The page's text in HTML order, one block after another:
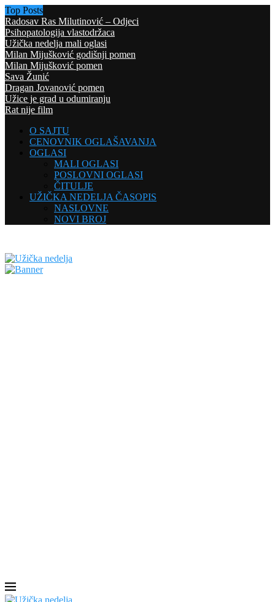
Top Posts
Radosav Ras Milutinović – Odjeci
Psihopatologija vlastodržaca
Užička nedelja mali oglasi
Milan Mijušković godišnji pomen
Milan Mijušković pomen
Sava Žunić
Dragan Jovanović pomen
Užice je grad u odumiranju
Rat nije film
O SAJTU
CENOVNIK OGLAŠAVANJA
OGLASI
MALI OGLASI
POSLOVNI OGLASI
ČITULJE
UŽIČKA NEDELJA ČASOPIS
NASLOVNE
NOVI BROJ